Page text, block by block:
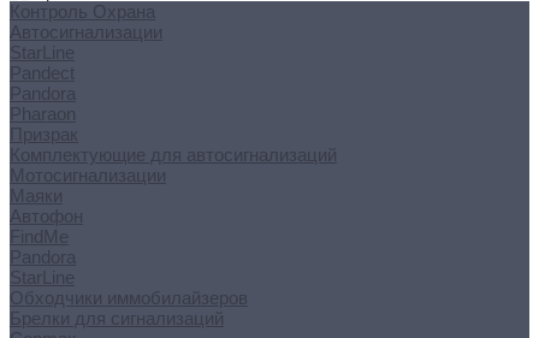
Контроль Охрана
Автосигнализации
StarLine
Pandect
Pandora
Pharaon
Призрак
Комплектующие для автосигнализаций
Мотосигнализации
Маяки
Автофон
FindMe
Pandora
StarLine
Обходчики иммобилайзеров
Брелки для сигнализаций